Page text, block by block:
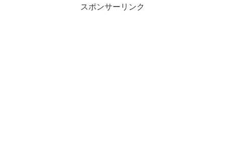
スポンサーリンク